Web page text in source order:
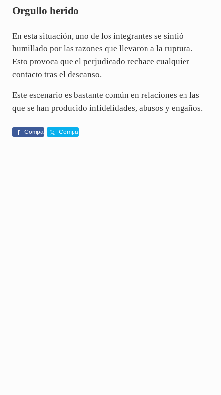
Orgullo herido
En esta situación, uno de los integrantes se sintió
humillado por las razones que llevaron a la ruptura.
Esto provoca que el perjudicado rechace cualquier
contacto tras el descanso.
Este escenario es bastante común en relaciones en las
que se han producido infidelidades, abusos y engaños.
Compa
Compa